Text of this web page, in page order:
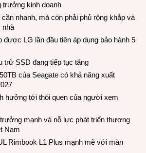
trưởng kinh doanh
nhanh, mà còn phải phủ rộng khắp và
nhà
được LG lần đầu tiên áp dụng bảo hành 5
trữ SSD đang tiếp tục tăng
của Seagate có khả năng xuất
hưởng tới thói quen của người xem
mạnh và nỗ lực phát triển thương
Nam
Rimbook L1 Plus mạnh mẽ với màn